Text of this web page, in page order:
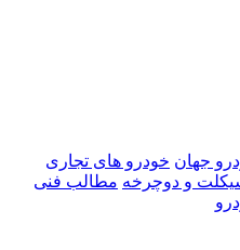
جهان خودرو های تجاری
و دوچرخه مطالب فنی